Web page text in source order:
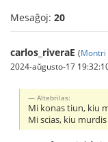
Mesaĝoj: 20
carlos_riveraE (Montri
2024-aŭgusto-17
Altebrilas:
Mi konas tiun, kiu
Mi scias, kiu murdis